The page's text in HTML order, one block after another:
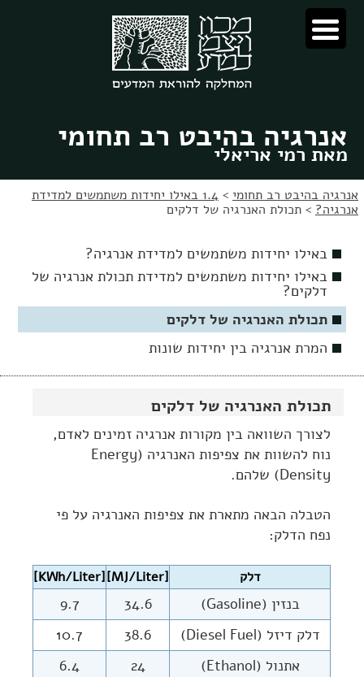
לתוכן
לניווט
אנרגיה בהיבט רב תחומי
מאת רמי אריאלי
אנרגיה בהיבט רב תחומי >
1.4 באילו יחידות משתמשים למדידת
אנרגיה? > תכולת האנרגיה של דלקים
תכולת האנרגיה של דלקים
לצורך השוואה בין מקורות אנרגיה זמינים לאדם,
נוח להשוות את צפיפות האנרגיה (Energy
Density) שלהם.
הטבלה הבאה מתארת את צפיפות האנרגיה על פי
נפח הדלק:
דלק [MJ/Liter]
[KWh/Liter]
בנזין (Gasoline) 34.6
9.7
דלק דיזל (Diesel Fuel)
38.6
10.7
אתנול (Ethanol)
24
6.4
באילו יחידות משתמשים למדידת אנרגיה?
באילו יחידות משתמשים למדידת תכולת אנרגיה של
דלקים?
תכולת האנרגיה של דלקים
המרת אנרגיה בין יחידות שונות